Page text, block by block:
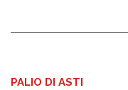
PALIO DI ASTI